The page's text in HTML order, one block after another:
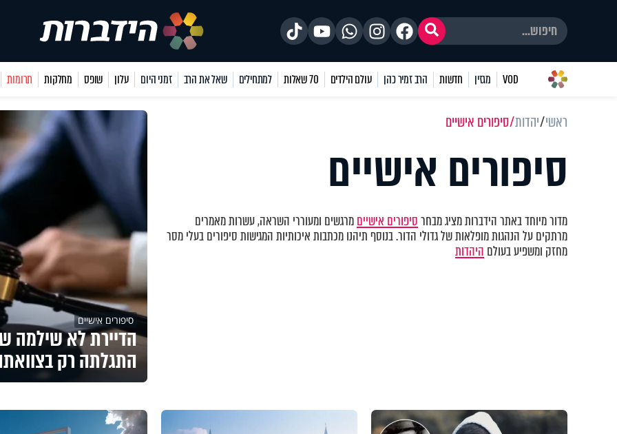
VOD מגזין חדשות הרב זמיר כהן עולם הילדים 70 שאלות למתחילים שאל את הרב זמני היום עלון שופס מחלקות תרומות
ראשי יהדות סיפורים אישיים
סיפורים אישיים
מדור מיוחד באתר הידברות מציג מבחרסיפורים אישייםמרגשים ומעוררי השראה, עשרות מאמרים
מרתקים על הנהגות מופלאות של גדולי הדור. בנוסף תיהנו מכתבות איכותיות המגישות סיפורים בעלי מסר
מחזק ומשפיע בעולם היהדות
סיפורים אישיים
הדיירת לא שילמה
התגלתה רק